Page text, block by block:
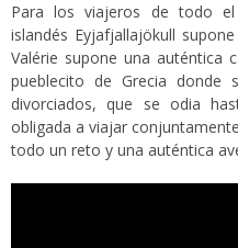
Para los viajeros de todo
islandés Eyjafjallajökull
Valérie supone una auténtica
pueblecito de Grecia
divorciados, que se odia
obligada a viajar
todo un reto y una auténtica